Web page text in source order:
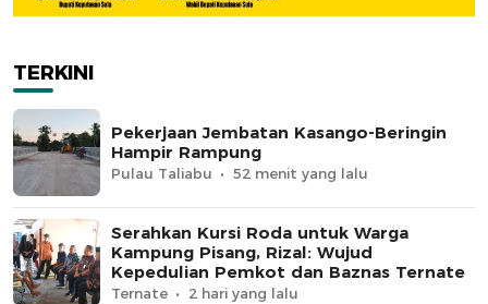
TERKINI
Pekerjaan Jembatan Kasango-Beringin
Hampir Rampung
Pulau Taliabu 52 menit yang lalu
Serahkan Kursi Roda untuk Warga
Kampung Pisang, Rizal: Wujud
Kepedulian Pemkot dan Baznas Ternate
Ternate 2 hari yang lalu